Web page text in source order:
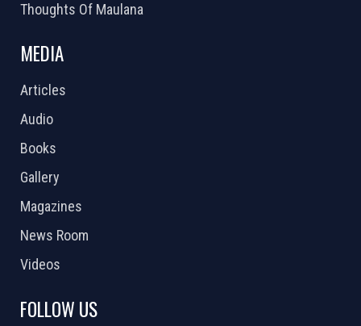
Thoughts Of Maulana
MEDIA
Articles
Audio
Books
Gallery
Magazines
News Room
Videos
FOLLOW US